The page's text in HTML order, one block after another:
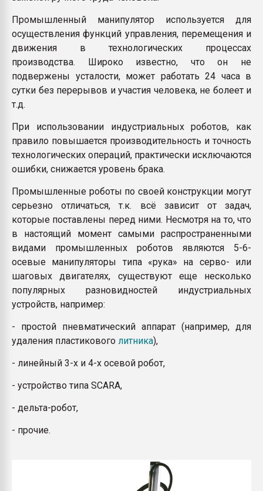
Промышленный манипулятор используется для
осуществления функций управления, перемещения и
движения в технологических процессах
производства. Широко известно, что он не
подвержены усталости, может работать 24 часа в
сутки без перерывов и участия человека, не болеет и
т.д.
При использовании индустриальных роботов, как
правило повышается производительность и точность
технологических операций, практически исключаются
ошибки, снижается уровень брака.
Промышленные роботы по своей конструкции могут
серьезно отличаться, т.к. всё зависит от задач,
которые поставлены перед ними. Несмотря на то, что
в настоящий момент самыми распространенными
видами промышленных роботов являются 5-6-
осевые манипуляторы типа «рука» на серво- или
шаговых двигателях, существуют еще несколько
популярных разновидностей индустриальных
устройств, например:
- простой пневматический аппарат (например, для
удаления пластикового литника),
- линейный 3-х и 4-х осевой робот,
- устройство типа SCARA,
- дельта-робот,
- прочие.